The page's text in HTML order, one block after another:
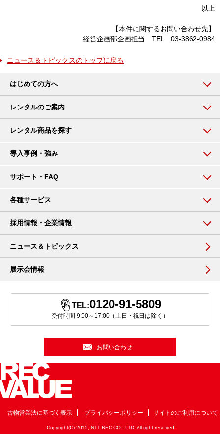
以上
【本件に関するお問い合わせ先】
経営企画部企画担当 TEL 03-3862-0984
ニュース＆トピックスのトップに戻る
はじめての方へ
レンタルのご案内
レンタル商品を探す
導入事例・強み
サポート・FAQ
各種サービス
採用情報・企業情報
ニュース＆トピックス
展示会情報
TEL:0120-91-5809
受付時間 9:00～17:00（土日・祝日は除く）
お問い合わせ
古物営業法に基づく表示 プライバシーポリシー サイトのご利用について
Copyright(C) 2015, NTT REC CO., LTD. All right reserved.